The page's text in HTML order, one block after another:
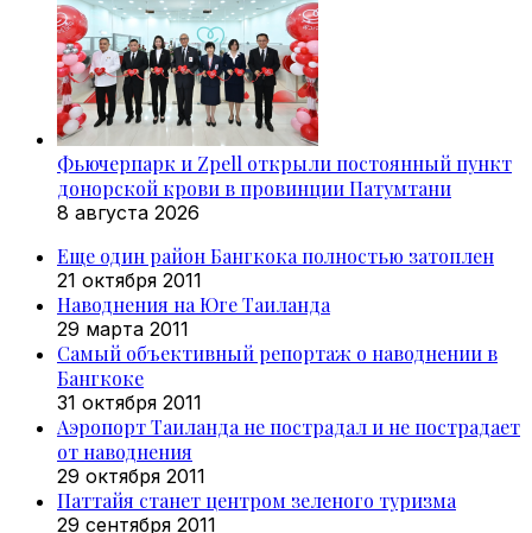
Фьючерпарк и Zpell открыли постоянный пункт
донорской крови в провинции Патумтани
8 августа 2026
Еще один район Бангкока полностью затоплен
21 октября 2011
Наводнения на Юге Таиланда
29 марта 2011
Самый объективный репортаж о наводнении в
Бангкоке
31 октября 2011
Аэропорт Таиланда не пострадал и не пострадает
от наводнения
29 октября 2011
Паттайя станет центром зеленого туризма
29 сентября 2011